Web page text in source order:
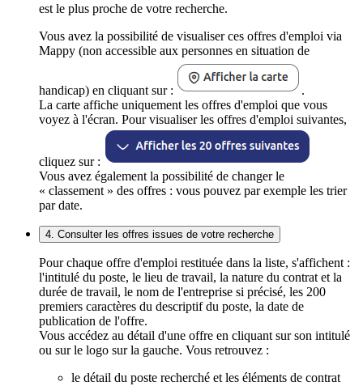
est le plus proche de votre recherche.
Vous avez la possibilité de visualiser ces offres d'emploi via
Mappy (non accessible aux personnes en situation de
handicap) en cliquant sur :
.
La carte affiche uniquement les offres d'emploi que vous
voyez à l'écran. Pour visualiser les offres d'emploi suivantes,
cliquez sur :
Vous avez également la possibilité de changer le
« classement » des offres : vous pouvez par exemple les trier
par date.
4. Consulter les offres issues de votre recherche
Pour chaque offre d'emploi restituée dans la liste, s'affichent :
l'intitulé du poste, le lieu de travail, la nature du contrat et la
durée de travail, le nom de l'entreprise si précisé, les 200
premiers caractères du descriptif du poste, la date de
publication de l'offre.
Vous accédez au détail d'une offre en cliquant sur son intitulé
ou sur le logo sur la gauche. Vous retrouvez :
le détail du poste recherché et les éléments de contrat